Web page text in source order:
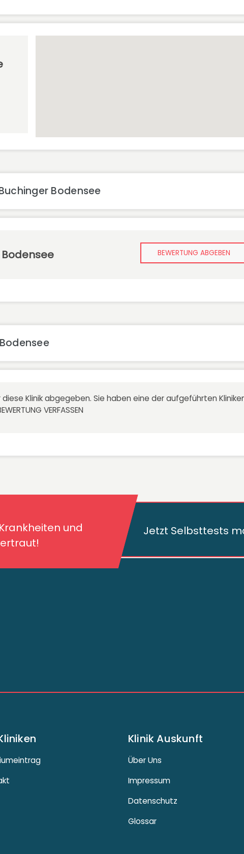
Bodensee
Bodensee BEWERTUNG ABGEBEN
Klinik abgegeben. Sie haben eine der aufgeführten
VERFASSEN
und
und deren
Jetzt Selbsttests
Klinik Auskunft
Über Uns
Impressum
Datenschutz
Glossar